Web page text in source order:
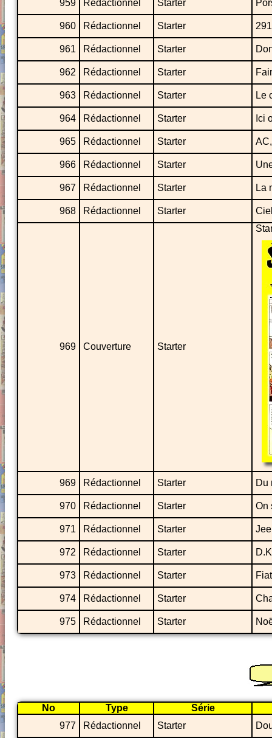
959 Rédactionnel Starter
960 Rédactionnel Starter
961 Rédactionnel Starter
962 Rédactionnel Starter
963 Rédactionnel Starter Le
964 Rédactionnel Starter Ici
965 Rédactionnel Starter
966 Rédactionnel Starter
967 Rédactionnel Starter La
968 Rédactionnel Starter
969 Couverture Starter
969 Rédactionnel Starter Du
970 Rédactionnel Starter On
971 Rédactionnel Starter
972 Rédactionnel Starter
973 Rédactionnel Starter
974 Rédactionnel Starter
975 Rédactionnel Starter
No Type
Série
977
Rédactionnel Starter